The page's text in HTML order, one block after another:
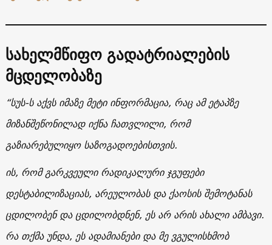
სახელმწიფო გადატრიალების
მცდელობაზე
“სუს-ს აქვს იმაზე მეტი ინფორმაცია, რაც ამ ეტაპზე
მიზანშეწონილად იქნა ჩათვლილი, რომ
გაზიარებულიყო საზოგადოებისთვის.
ის, რომ გარკვეული რადიკალური ჯგუფები
დესტაბილიზაციას, არეულობას და ქაოსის შემოტანას
ცდილობენ და ცდილობდნენ, ეს არ არის ახალი ამბავი.
რა თქმა უნდა, ეს ადამიანები და მე ვგულისხმობ